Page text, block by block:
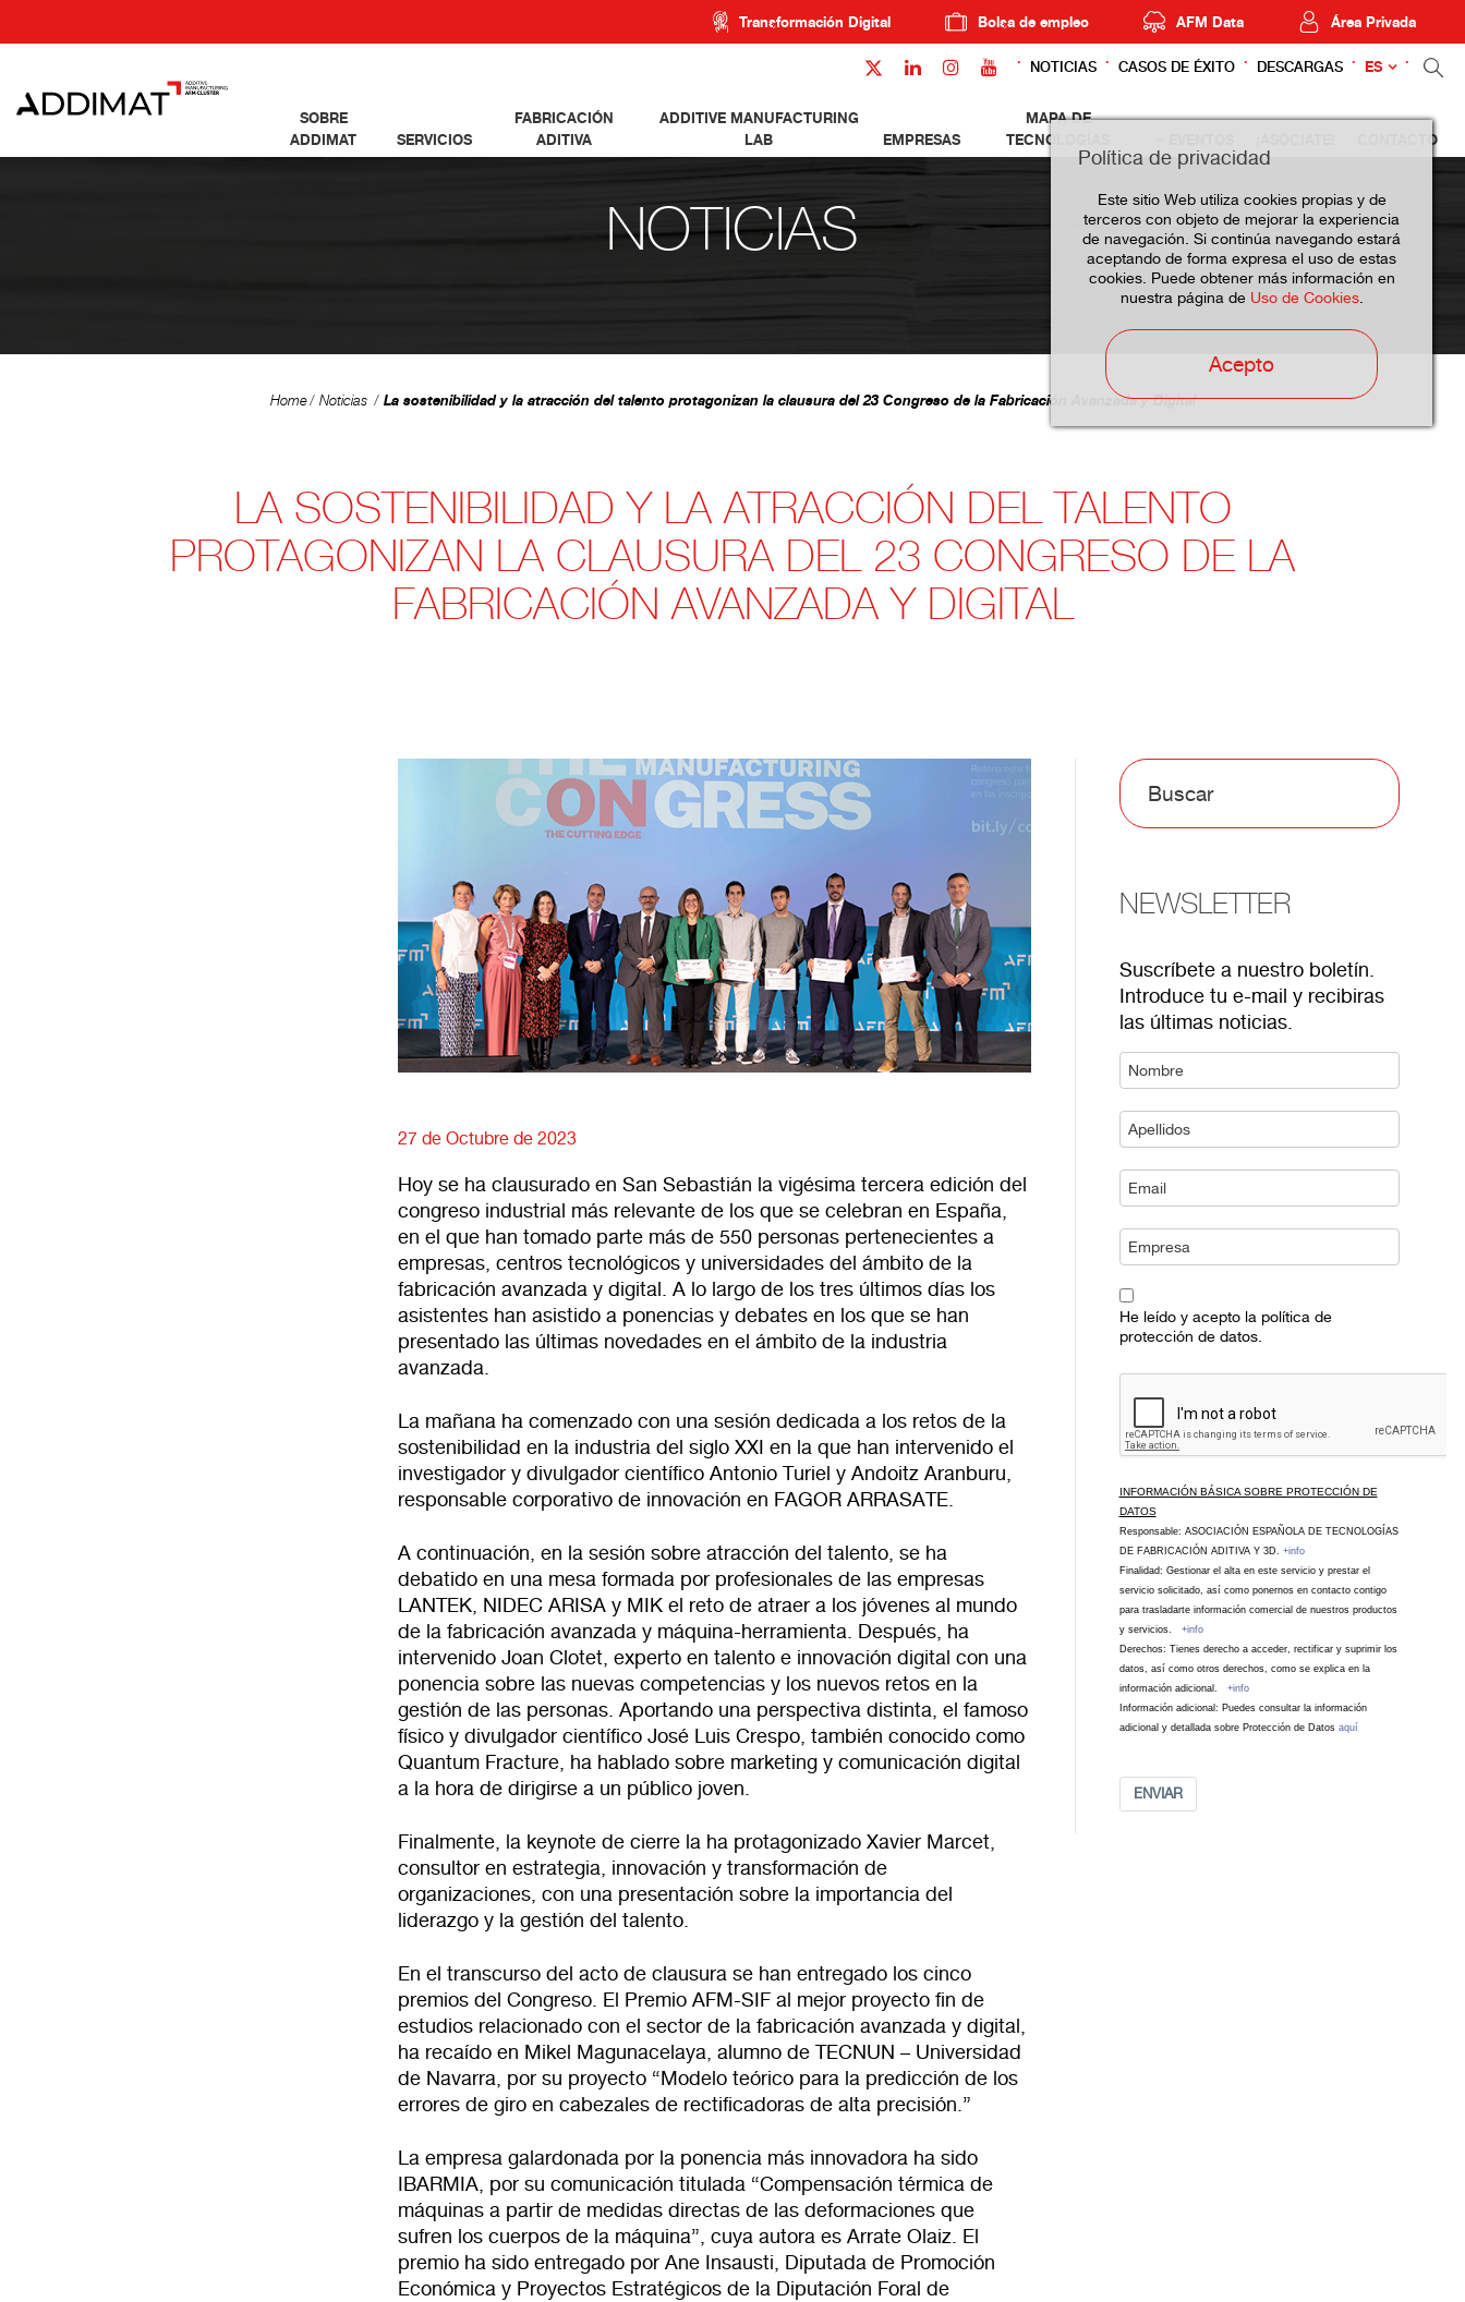
Transformación Digital Bolsa de empleo AFM Data Área Privada
NOTICIAS CASOS DE ÉXITO DESCARGAS ES
SOBRE
ADDIMAT
SERVICIOS
FABRICACIÓN
ADITIVA
ADDITIVE MANUFACTURING
LAB
EMPRESAS
MAPA DE
TECNOLOGÍAS
CONTACTO
Política de privacidad
Este sitio Web utiliza cookies propias y de
terceros con objeto de mejorar la experiencia
de navegación. Si continúa navegando estará
aceptando de forma expresa el uso de estas
cookies. Puede obtener más información en
nuestra página de Uso de Cookies.
Acepto
NOTICIAS
Home Noticias La sostenibilidad y la atracción del talento protagonizan la clausura del 23 Congreso de la Fabricación Avanzada y Digital
LA SOSTENIBILIDAD Y LA ATRACCIÓN DEL TALENTO
PROTAGONIZAN LA CLAUSURA DEL 23 CONGRESO DE LA
FABRICACIÓN AVANZADA Y DIGITAL
27 de Octubre de 2023
Hoy se ha clausurado en San Sebastián la vigésima tercera edición del
congreso industrial más relevante de los que se celebran en España,
en el que han tomado parte más de 550 personas pertenecientes a
empresas, centros tecnológicos y universidades del ámbito de la
fabricación avanzada y digital. A lo largo de los tres últimos días los
asistentes han asistido a ponencias y debates en los que se han
presentado las últimas novedades en el ámbito de la industria
avanzada.
La mañana ha comenzado con una sesión dedicada a los retos de la
sostenibilidad en la industria del siglo XXI en la que han intervenido el
investigador y divulgador científico Antonio Turiel y Andoitz Aranburu,
responsable corporativo de innovación en FAGOR ARRASATE.
A continuación, en la sesión sobre atracción del talento, se ha
debatido en una mesa formada por profesionales de las empresas
LANTEK, NIDEC ARISA y MIK el reto de atraer a los jóvenes al mundo
de la fabricación avanzada y máquina-herramienta. Después, ha
intervenido Joan Clotet, experto en talento e innovación digital con una
ponencia sobre las nuevas competencias y los nuevos retos en la
gestión de las personas. Aportando una perspectiva distinta, el famoso
físico y divulgador científico José Luis Crespo, también conocido como
Quantum Fracture, ha hablado sobre marketing y comunicación digital
a la hora de dirigirse a un público joven.
Finalmente, la keynote de cierre la ha protagonizado Xavier Marcet,
consultor en estrategia, innovación y transformación de
organizaciones, con una presentación sobre la importancia del
liderazgo y la gestión del talento.
En el transcurso del acto de clausura se han entregado los cinco
premios del Congreso. El Premio AFM-SIF al mejor proyecto fin de
estudios relacionado con el sector de la fabricación avanzada y digital,
ha recaído en Mikel Magunacelaya, alumno de TECNUN – Universidad
de Navarra, por su proyecto “Modelo teórico para la predicción de los
errores de giro en cabezales de rectificadoras de alta precisión.”
La empresa galardonada por la ponencia más innovadora ha sido
IBARMIA, por su comunicación titulada “Compensación térmica de
máquinas a partir de medidas directas de las deformaciones que
sufren los cuerpos de la máquina”, cuya autora es Arrate Olaiz. El
premio ha sido entregado por Ane Insausti, Diputada de Promoción
Económica y Proyectos Estratégicos de la Diputación Foral de
NEWSLETTER
Suscríbete a nuestro boletín.
Introduce tu e-mail y recibiras
las últimas noticias.
He leído y acepto la política de
protección de datos.
INFORMACIÓN BÁSICA SOBRE PROTECCIÓN DE
DATOS
Responsable: ASOCIACIÓN ESPAÑOLA DE TECNOLOGÍAS
DE FABRICACIÓN ADITIVA Y 3D. +info
Finalidad: Gestionar el alta en este servicio y prestar el
servicio solicitado, así como ponernos en contacto contigo
para trasladarte información comercial de nuestros productos
y servicios. +info
Derechos: Tienes derecho a acceder, rectificar y suprimir los
datos, así como otros derechos, como se explica en la
información adicional. +info
Información adicional: Puedes consultar la información
adicional y detallada sobre Protección de Datos aquí
ENVIAR